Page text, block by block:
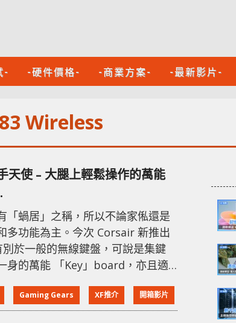
- -硬件價格- -商業方案- -最新影片-
Wireless
天使 – 大腿上輕鬆操作的萬能
無線多功能娛樂鍵盤
「蝸居」之稱，所以不論家俬還是
多功能為主。今次 Corsair 新推出
於一般的無線鍵盤，可說是集鍵
身的萬能 「Key」board，亦且適
Wireless 採用 77 Keys 設計的鍵
照明、經陽極及髮絲處理的鋁金屬
Gaming Gears XF推介 開箱影片